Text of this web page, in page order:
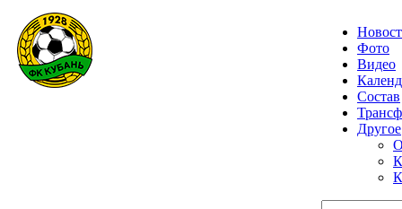
Фото
Видео
Состав
Другое